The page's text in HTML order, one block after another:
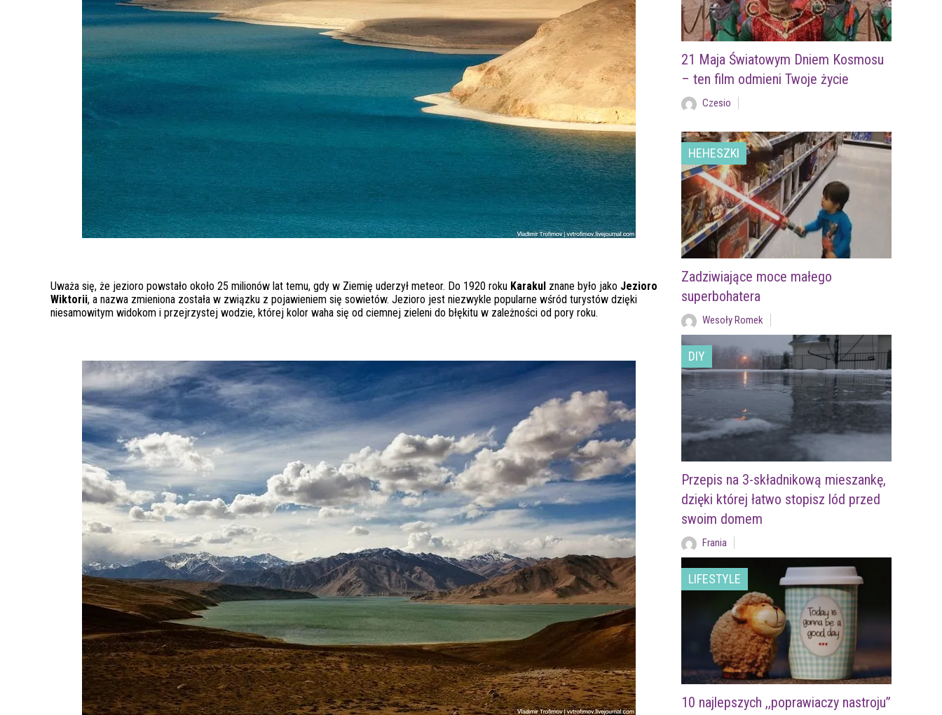
Uważa się, że jezioro powstało około 25 milionów lat temu, gdy w Ziemię uderzył meteor. Do 1920 roku Karakul znane było jako Jezioro
Wiktorii, a nazwa zmieniona została w związku z pojawieniem się sowietów. Jezioro jest niezwykle popularne wśród turystów dzięki
niesamowitym widokom i przejrzystej wodzie, której kolor waha się od ciemnej zieleni do błękitu w zależności od pory roku.
21 Maja Światowym Dniem Kosmosu
– ten film odmieni Twoje życie
Czesio
HEHESZKI
Zadziwiające moce małego
superbohatera
Wesoły Romek
DIY
Przepis na 3-składnikową mieszankę,
dzięki której łatwo stopisz lód przed
swoim domem
Frania
LIFESTYLE
10 najlepszych ,,poprawiaczy nastroju”